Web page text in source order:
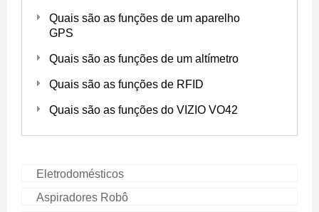
Quais são as funções de um aparelho
GPS
Quais são as funções de um altímetro
Quais são as funções de RFID
Quais são as funções do VIZIO VO42
Eletrodomésticos
Aspiradores Robô